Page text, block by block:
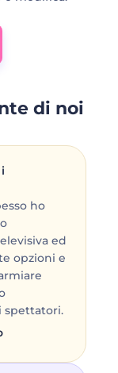
di noi
ho
ed
opzioni e
spettatori.